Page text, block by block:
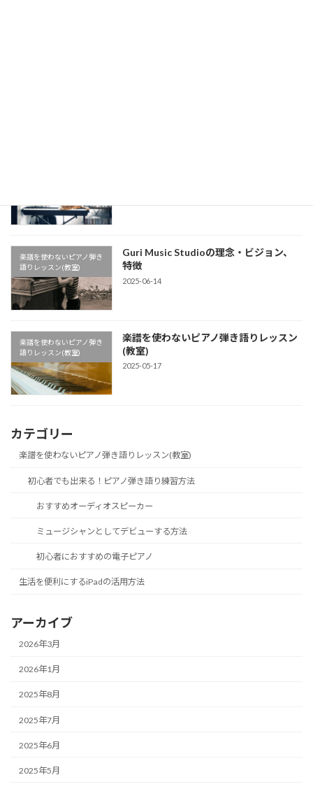
楽譜を使わないピアノ弾き
語りレッスン(教室)
Guri Music Studioの理念・ビジョン、
特徴
2025-06-14
楽譜を使わないピアノ弾き
語りレッスン(教室)
楽譜を使わないピアノ弾き語りレッスン
(教室)
2025-05-17
カテゴリー
楽譜を使わないピアノ弾き語りレッスン(教室)
初心者でも出来る！ピアノ弾き語り練習方法
おすすめオーディオスピーカー
ミュージシャンとしてデビューする方法
初心者におすすめの電子ピアノ
生活を便利にするiPadの活用方法
アーカイブ
2026年3月
2026年1月
2025年8月
2025年7月
2025年6月
2025年5月